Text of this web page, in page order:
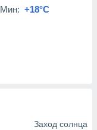
Мин: +18°C
Заход солнца